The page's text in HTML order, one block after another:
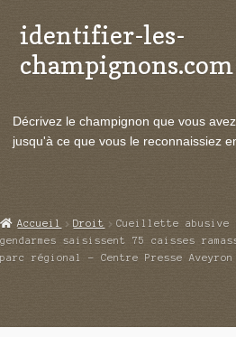
Aller
à
la
Aller
au
contenu
identifier-les-
champignons.com
Actualités
Echanges et contacts
Mycologie
Décrivez le champignon que vous
jusqu'à ce que vous le reconnaissiez
Accueil Droit
Cueillette abusive
gendarmes saisissent 75 caisses
parc régional – Centre Presse Aveyron